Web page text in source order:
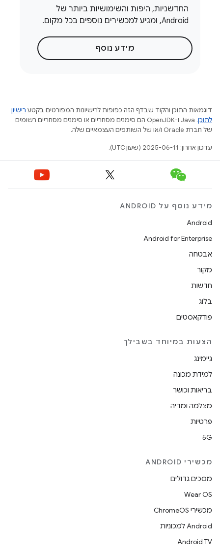
החדשניות, היפות והשימושיות ביותר של
Android, ומגיע למכשירים נוספים בכל מקום.
מידע נוסף
דוגמאות התוכן והקוד שבדף הזה כפופות לרישיונות המפורטים בקטע רישיון
לתוכן
.‏ Java ו-OpenJDK הם סימנים מסחריים או סימנים מסחריים רשומים
של חברת Oracle ו/או של השותפים העצמאיים שלה.
עדכון אחרון: 2025-06-11 (שעון UTC).
מידע נוסף על ANDROID
Android
Android for Enterprise
אבטחה
מקור
חדשות
בלוג
פודקאסטים
הצעות במיוחד בשבילך
גיימינג
למידת מכונה
בריאות וכושר
מצלמה ומדיה
פרטיות
5G
מכשירי ANDROID
מסכים גדולים
Wear OS
מכשירי ChromeOS
Android למכוניות
Android TV